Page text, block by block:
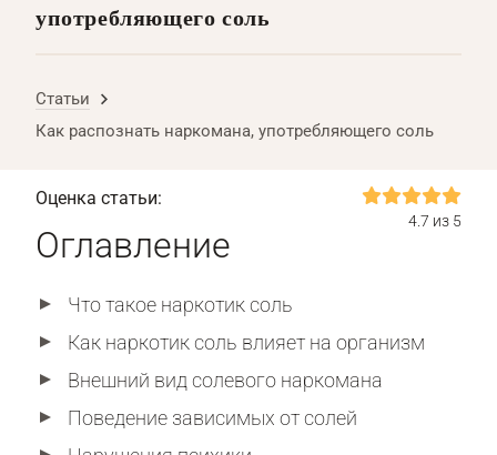
употребляющего соль
Статьи
Как распознать наркомана, употребляющего соль
Оценка статьи:
4.7 из 5
Оглавление
Что такое наркотик соль
Как наркотик соль влияет на организм
Внешний вид солевого наркомана
Поведение зависимых от солей